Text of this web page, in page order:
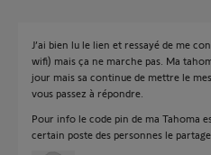
J’ai bien lu le lien et ressayé de me
wifi) mais ça ne marche pas. Ma
jour mais sa continue de mettre le
vous passez à répondre.
Pour info le code pin de ma Tahoma
certain poste des personnes le partage.